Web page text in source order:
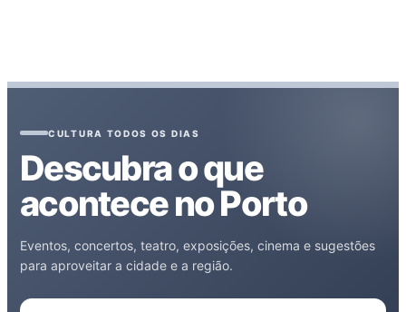
CULTURA TODOS OS DIAS
Descubra o que
acontece no Porto
Eventos, concertos, teatro, exposições, cinema e sugestões
para aproveitar a cidade e a região.